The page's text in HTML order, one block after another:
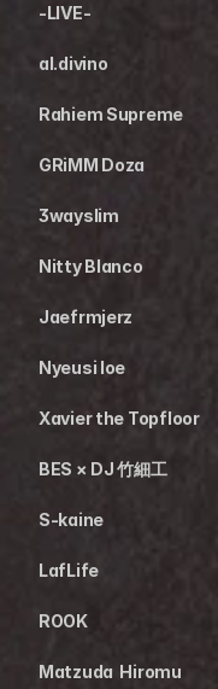
-LIVE-
al.divino
Rahiem Supreme
GRiMM Doza
3wayslim
Nitty Blanco
Jaefrmjerz
Nyeusi loe
Xavier the Topfloor
BES × DJ 竹細工
S-kaine
LafLife
ROOK
Matzuda  Hiromu